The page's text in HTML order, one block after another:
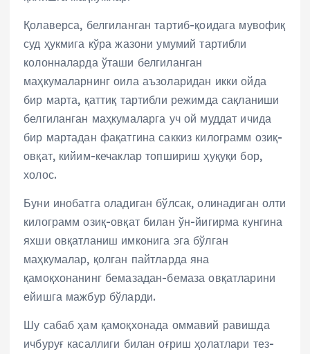
Қолаверса, белгиланган тартиб-қоидага мувофиқ
суд ҳукмига кўра жазони умумий тартибли
колонналарда ўташи белгиланган
маҳкумаларнинг оила аъзоларидан икки ойда
бир марта, қаттиқ тартибли режимда сақланиши
белгиланган маҳкумаларга уч ой муддат ичида
бир мартадан фақатгина саккиз килограмм озиқ-
овқат, кийим-кечаклар топшириш ҳуқуқи бор,
холос.
Буни инобатга оладиган бўлсак, олинадиган олти
килограмм озиқ-овқат билан ўн-йигирма кунгина
яхши овқатланиш имконига эга бўлган
маҳкумалар, қолган пайтларда яна
қамоқхонанинг бемазадан-бемаза овқатларини
ейишга мажбур бўларди.
Шу сабаб ҳам қамоқхонада оммавий равишда
ичбуруғ касаллиги билан оғриш ҳолатлари тез-